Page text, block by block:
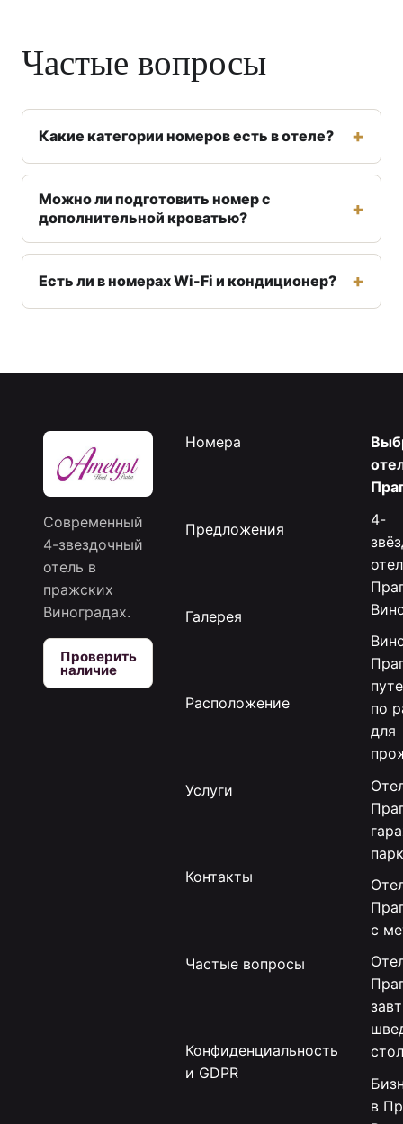
Частые вопросы
Какие категории номеров есть в отеле?
Можно ли подготовить номер с
дополнительной кроватью?
Есть ли в номерах Wi-Fi и кондиционер?
Современный
4-звездочный
отель в
пражских
Виноградах.
Проверить
наличие
Номера
Предложения
Галерея
Расположение
Услуги
Контакты
Частые вопросы
Конфиденциальность
и GDPR
4-
по
для
с
в